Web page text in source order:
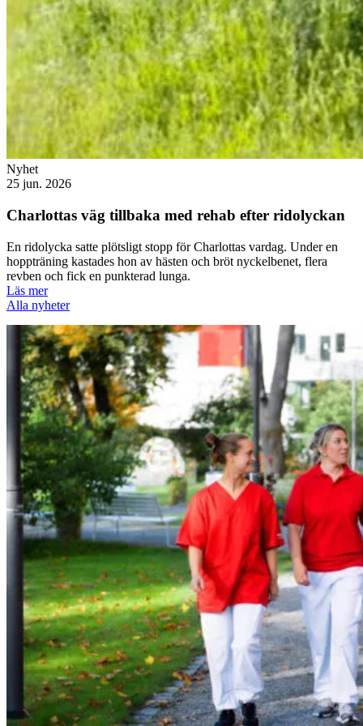
Nyhet
25 jun. 2026
Charlottas väg tillbaka med rehab efter ridolyckan
En ridolycka satte plötsligt stopp för Charlottas vardag. Under en
hoppträning kastades hon av hästen och bröt nyckelbenet, flera
revben och fick en punkterad lunga.
Läs mer
Alla nyheter